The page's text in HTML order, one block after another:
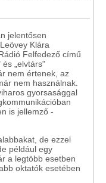
jelentősen
Klára
Felfedező című
„elvtárs"
nem értenek, az
nem használnak.
gyorsasággal
is jellemző -
de ezzel
például egy
a legtöbb esetben
oktatók esetében